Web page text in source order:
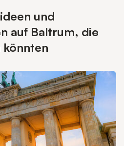
und
auf Baltrum, die
könnten